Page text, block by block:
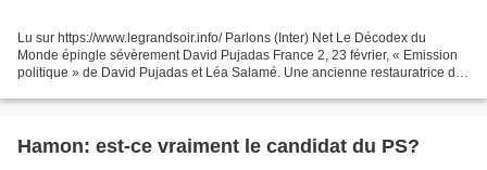
Lu sur https://www.legrandsoir.info/ Parlons (Inter) Net Le Décodex du
Monde épingle sévèrement David Pujadas France 2, 23 février, « Emission
politique » de David Pujadas et Léa Salamé. Une ancienne restauratrice de
Hamon: est-ce vraiment le candidat du PS?